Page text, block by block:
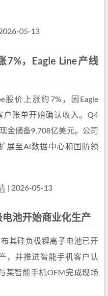
05-13
7%，Eagle Line产线
股价上涨约7%，因Eagle
户账单开始确认收入。Q4
金储备9.708亿美元。公司
展至AI数据中心和国防领
| 2026-05-13
池开始商业化生产
其硅负极锂离子电池已开
，并推进智能手机客户认
某智能手机OEM完成现场